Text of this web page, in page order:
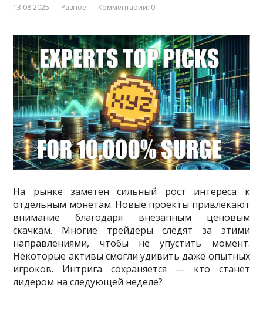
13.08.2025 Разное Комментарии: 0
На рынке заметен сильный рост интереса к
отдельным монетам. Новые проекты привлекают
внимание благодаря внезапным ценовым
скачкам. Многие трейдеры следят за этими
направлениями, чтобы не упустить момент.
Некоторые активы смогли удивить даже опытных
игроков. Интрига сохраняется — кто станет
лидером на следующей неделе?